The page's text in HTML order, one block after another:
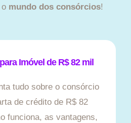
mundo dos consórcios!
Imóvel de R$ 82 mil
tudo sobre o consórcio
de crédito de R$ 82
funciona, as vantagens,